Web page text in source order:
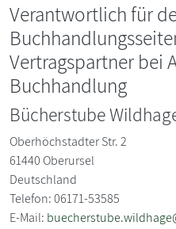
Verantwortlich für
Vertragspartner bei
Buchhandlung
Bücherstube
Oberhöchstadter Str. 2
61440Oberursel
Deutschland
Telefon: 06171-53585
E-Mail: